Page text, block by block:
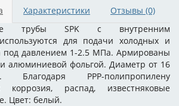
Характеристики Отзывы (0)
трубы SPK с внутренним
для подачи холодных и
под давлением 1-2.5 МПа. Армированы
алюминиевой фольгой. Диаметр от 16
PPP-полипропилену
коррозия, распад, известняковые
Цвет: белый.